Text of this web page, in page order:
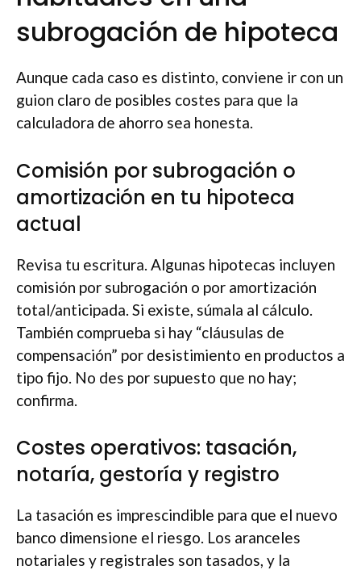
subrogación de hipoteca
Aunque cada caso es distinto, conviene ir con un
guion claro de posibles costes para que la
calculadora de ahorro sea honesta.
Comisión por subrogación o
amortización en tu hipoteca
actual
Revisa tu escritura. Algunas hipotecas incluyen
comisión por subrogación o por amortización
total/anticipada. Si existe, súmala al cálculo.
También comprueba si hay “cláusulas de
compensación” por desistimiento en productos a
tipo fijo. No des por supuesto que no hay;
confirma.
Costes operativos: tasación,
notaría, gestoría y registro
La tasación es imprescindible para que el nuevo
banco dimensione el riesgo. Los aranceles
notariales y registrales son tasados, y la